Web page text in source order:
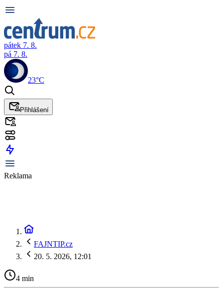
pátek 7. 8.
pá 7. 8.
23°C
Přihlášení
Reklama
FAJNTIP.cz
20. 5. 2026, 12:01
4 min